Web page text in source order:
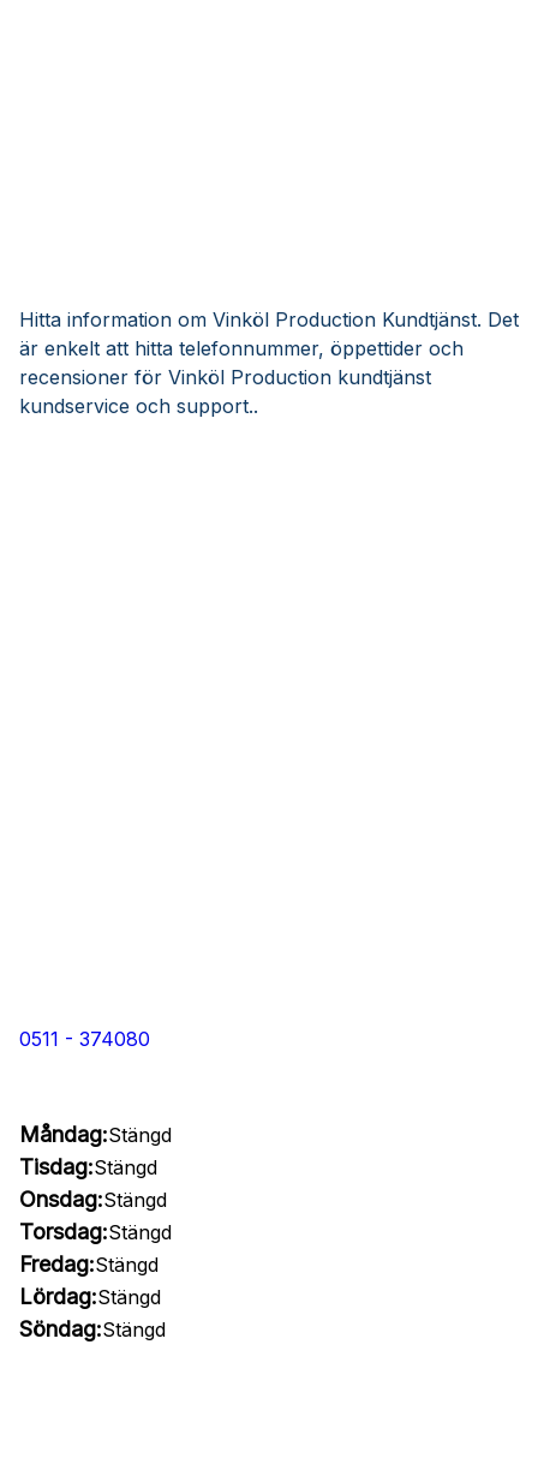
Hitta information om Vinköl Production Kundtjänst. Det
är enkelt att hitta telefonnummer, öppettider och
recensioner för Vinköl Production kundtjänst
kundservice och support..
0511 - 374080
Måndag:Stängd
Tisdag:Stängd
Onsdag:Stängd
Torsdag:Stängd
Fredag:Stängd
Lördag:Stängd
Söndag:Stängd